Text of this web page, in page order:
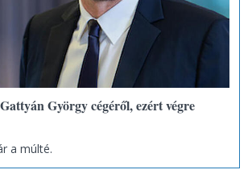
György cégéről, ezért végre
a múlté.